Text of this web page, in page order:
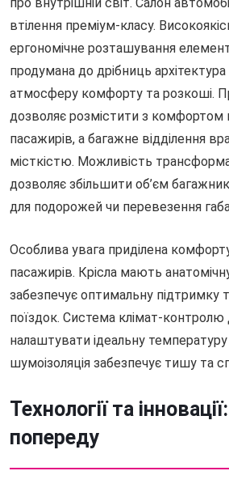
про внутрішній світ. Салон
втілення преміум-класу.
ергономічне розташування
продумана до дрібниць
атмосферу комфорту та розкоші.
дозволяє розмістити з комфортом
пасажирів, а багажне відділення
місткістю. Можливість
дозволяє збільшити об’єм
для подорожей чи перевезення
Особлива увага приділена
пасажирів. Крісла мають
забезпечує оптимальну підтримку
поїздок. Система клімат-контролю
налаштувати ідеальну температуру
шумоізоляція забезпечує тишу та
Технології та
попереду